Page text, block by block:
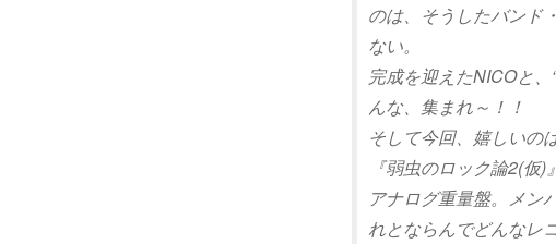
のは、そうしたバンド
ない。
完成を迎えたNICOと
んな、集まれ～！！
そして今回、嬉しいの
『弱虫のロック論2(
アナログ重量盤。メン
れとならんでどんなレ